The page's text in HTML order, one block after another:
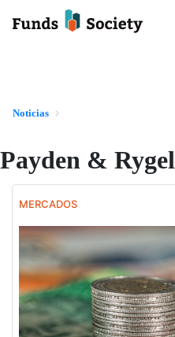
Noticias
Payden & Rygel
MERCADOS